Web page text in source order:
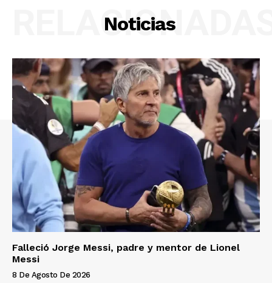
Noticias
Falleció Jorge Messi, padre y mentor de Lionel
Messi
8 De Agosto De 2026